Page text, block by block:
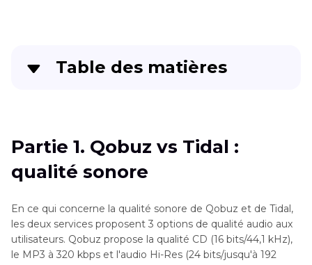
Table des matières
Partie 2 . Tidal vs Qobuz : bibliothèque musicale
Partie 3. Qobuz vs Tidal : prix et forfaits
Partie 4. Tidal vs Qobuz : interface et
expérience utilisateur
Partie 5. Qobuz vs Tidal : Compatibilité
Partie 1. Qobuz vs Tidal :
qualité sonore
En ce qui concerne la qualité sonore de Qobuz et de Tidal,
les deux services proposent 3 options de qualité audio aux
utilisateurs. Qobuz propose la qualité CD (16 bits/44,1 kHz),
le MP3 à 320 kbps et l'audio Hi-Res (24 bits/jusqu'à 192